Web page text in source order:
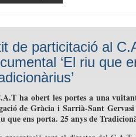
de particitació al
‘El riu que
ha obert les portes a una
de Gràcia i Sarrià-Sant
que ens porta. 25 anys de